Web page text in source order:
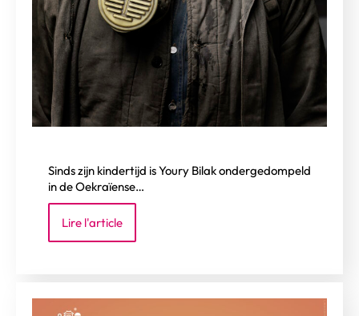
Sinds zijn kindertijd is Youry Bilak ondergedompeld
in de Oekraïense…
Lire l'article